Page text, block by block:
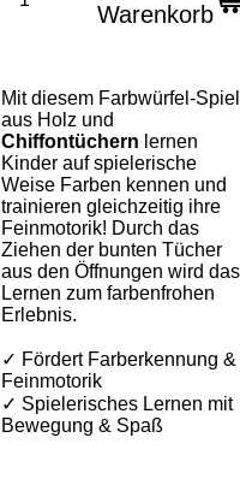
Warenkorb
Mit diesem Farbwürfel-Spiel
aus Holz und
Chiffontüchern lernen
Kinder auf spielerische
Weise Farben kennen und
trainieren gleichzeitig ihre
Feinmotorik! Durch das
Ziehen der bunten Tücher
aus den Öffnungen wird das
Lernen zum farbenfrohen
Erlebnis.
✓ Fördert Farberkennung &
Feinmotorik
✓ Spielerisches Lernen mit
Bewegung & Spaß